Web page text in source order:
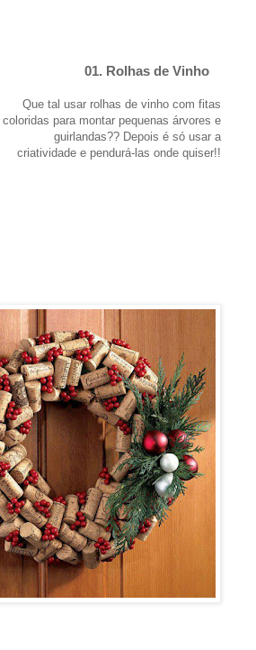
01. Rolhas de Vinho
Que tal usar rolhas de vinho com fitas
coloridas para montar pequenas árvores e
guirlandas?? Depois é só usar a
criatividade e pendurá-las onde quiser!!